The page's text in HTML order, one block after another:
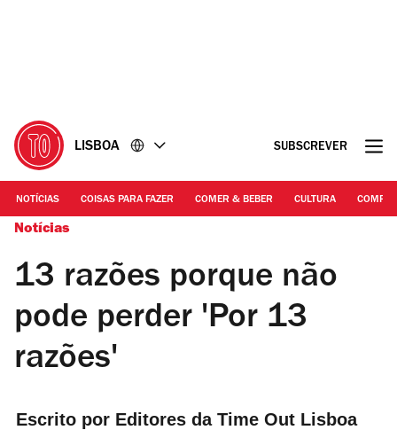
LISBOA SUBSCREVER
NOTÍCIAS COISAS PARA FAZER COMER & BEBER CULTURA
Notícias
13 razões porque não
pode perder 'Por 13
razões'
Escrito por Editores da Time Out Lisboa